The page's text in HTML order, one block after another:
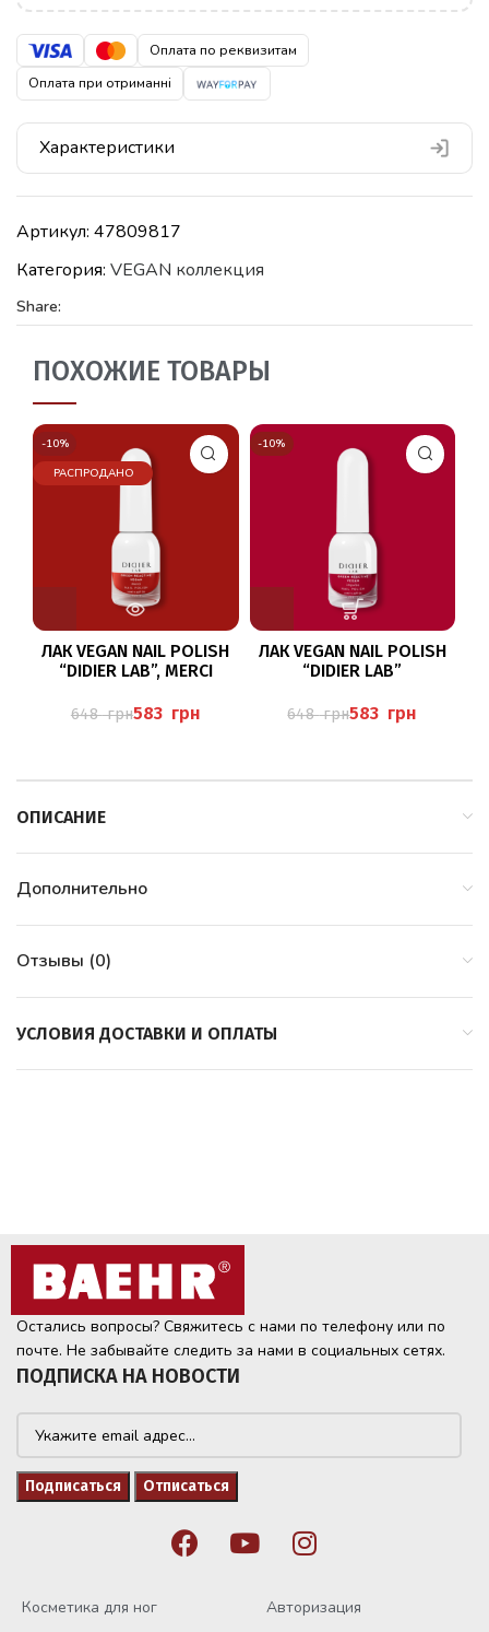
Оплата по реквизитам
Оплата при отриманні
Характеристики
Артикул: 47809817
Категория: VEGAN коллекция
Share:
ПОХОЖИЕ ТОВАРЫ
-10%
РАСПРОДАНО
ЛАК VEGAN NAIL POLISH
“DIDIER LAB”, MERCI
648грн583 грн
-10%
ЛАК VEGAN NAIL POLISH
“DIDIER LAB”
648грн583 грн
ОПИСАНИЕ
Дополнительно
Отзывы (0)
УСЛОВИЯ ДОСТАВКИ И ОПЛАТЫ
Остались вопросы? Свяжитесь с нами по телефону или по
почте. Не забывайте следить за нами в социальных сетях.
ПОДПИСКА НА НОВОСТИ
Косметика для ног
Авторизация